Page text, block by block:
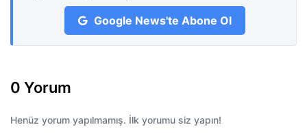
Google News'te Abone Ol
0 Yorum
Henüz yorum yapılmamış. İlk yorumu siz yapın!